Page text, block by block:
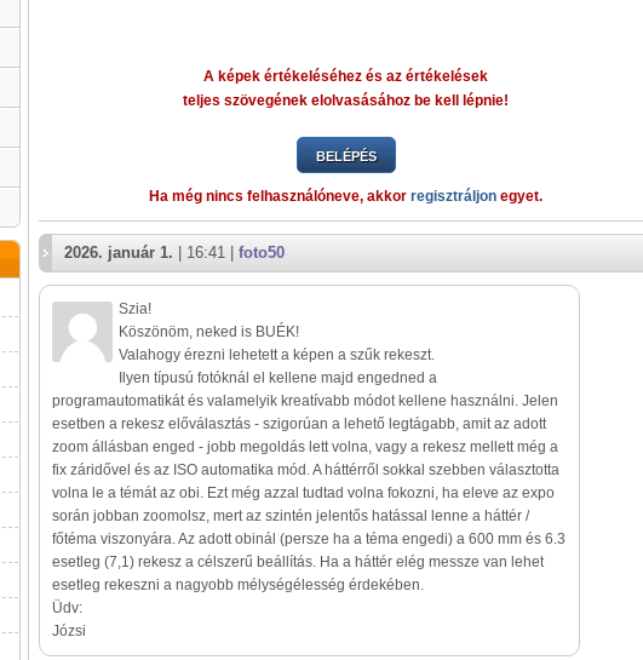
A képek értékeléséhez és az értékelések
teljes szövegének elolvasásához be kell lépnie!
BELÉPÉS
Ha még nincs felhasználóneve, akkor regisztráljon egyet.
2026. január 1. | 16:41 | foto50
Szia!
Köszönöm, neked is BUÉK!
Valahogy érezni lehetett a képen a szűk rekeszt.
Ilyen típusú fotóknál el kellene majd engedned a
programautomatikát és valamelyik kreatívabb módot kellene használni. Jelen
esetben a rekesz előválasztás - szigorúan a lehető legtágabb, amit az adott
zoom állásban enged - jobb megoldás lett volna, vagy a rekesz mellett még a
fix záridővel és az ISO automatika mód. A háttérről sokkal szebben választotta
volna le a témát az obi. Ezt még azzal tudtad volna fokozni, ha eleve az expo
során jobban zoomolsz, mert az szintén jelentős hatással lenne a háttér /
főtéma viszonyára. Az adott obinál (persze ha a téma engedi) a 600 mm és 6.3
esetleg (7,1) rekesz a célszerű beállítás. Ha a háttér elég messze van lehet
esetleg rekeszni a nagyobb mélységélesség érdekében.
Üdv:
Józsi